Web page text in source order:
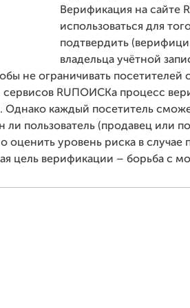
Верификация на сайте
использоваться для
подтвердить
владельца учётной
не ограничивать посетителей
сервисов RUПОИСКа процесс
каждый посетитель
ли пользователь (продавец или
оценить уровень риска в случае
цель верификации – борьба с